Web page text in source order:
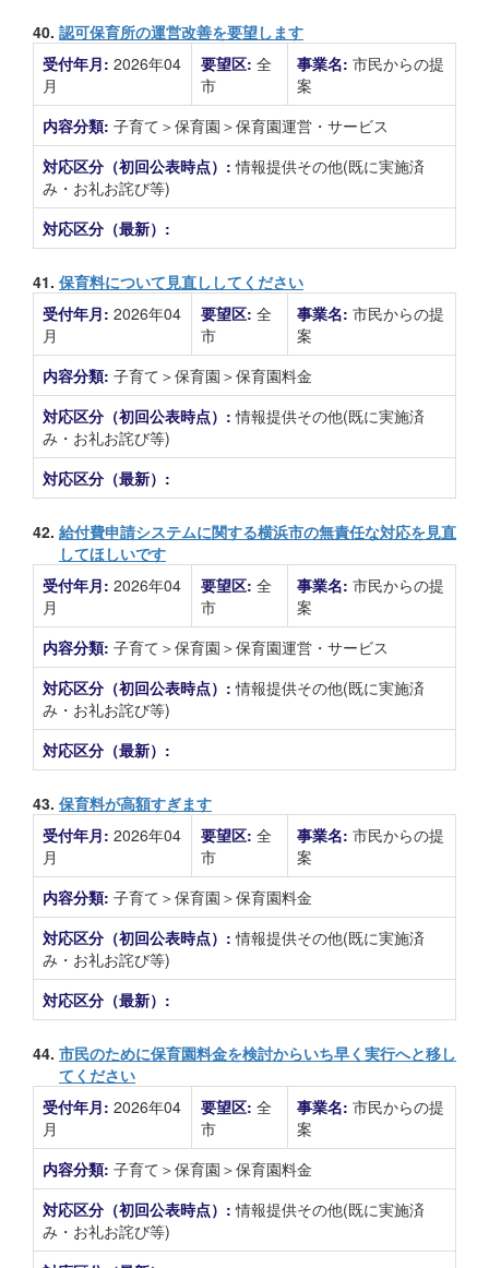
40. 認可保育所の運営改善を要望します
受付年月: 2026年04
月
要望区: 全
市
事業名: 市民からの提
案
内容分類: 子育て＞保育園＞保育園運営・サービス
対応区分（初回公表時点）:情報提供その他(既に実施済
み・お礼お詫び等)
対応区分（最新）:
41. 保育料について見直ししてください
受付年月: 2026年04
月
要望区: 全
市
事業名: 市民からの提
案
内容分類: 子育て＞保育園＞保育園料金
対応区分（初回公表時点）:情報提供その他(既に実施済
み・お礼お詫び等)
対応区分（最新）:
42. 給付費申請システムに関する横浜市の無責任な対応を見直
してほしいです
受付年月: 2026年04
月
要望区: 全
市
事業名: 市民からの提
案
内容分類: 子育て＞保育園＞保育園運営・サービス
対応区分（初回公表時点）:情報提供その他(既に実施済
み・お礼お詫び等)
対応区分（最新）:
43. 保育料が高額すぎます
受付年月: 2026年04
月
要望区: 全
市
事業名: 市民からの提
案
内容分類: 子育て＞保育園＞保育園料金
対応区分（初回公表時点）:情報提供その他(既に実施済
み・お礼お詫び等)
対応区分（最新）:
44. 市民のために保育園料金を検討からいち早く実行へと移し
てください
受付年月: 2026年04
月
要望区: 全
市
事業名: 市民からの提
案
内容分類: 子育て＞保育園＞保育園料金
対応区分（初回公表時点）:情報提供その他(既に実施済
み・お礼お詫び等)